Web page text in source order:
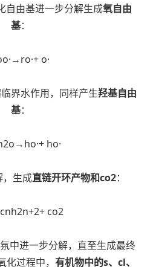
自由基进一步分解生成氧自由
基：
o·
界水作用，同样产生羟基自由
基：
ho·
，生成直链开环产物和co2：
co2
中进一步分解，直至生成最终
过程中， 有机物中的s、cl、